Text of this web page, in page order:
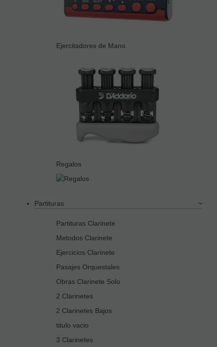
Ejercitadores de Mano
Regalos
Partituras
Partituras Clarinete
Metodos Clarinete
Ejercicios Clarinete
Pasajes Orquestales
Obras Clarinete Solo
2 Clarinetes
2 Clarinetes Bajos
titulo vacio
3 Clarinetes